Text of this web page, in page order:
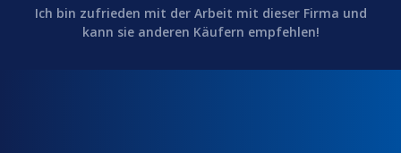
Ich bin zufrieden mit der Arbeit mit dieser Firma und
kann sie anderen Käufern empfehlen!